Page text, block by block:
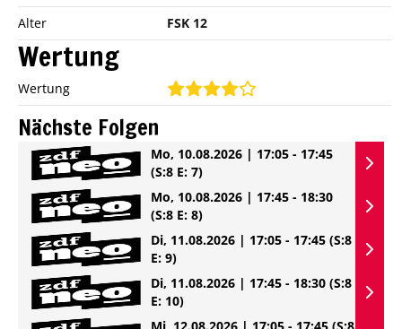
Alter
FSK 12
Wertung
Wertung
Nächste Folgen
Mo, 10.08.2026 | 17:05 - 17:45
(S:8 E: 7)
Mo, 10.08.2026 | 17:45 - 18:30
(S:8 E: 8)
Di, 11.08.2026 | 17:05 - 17:45 (S:8
E: 9)
Di, 11.08.2026 | 17:45 - 18:30 (S:8
E: 10)